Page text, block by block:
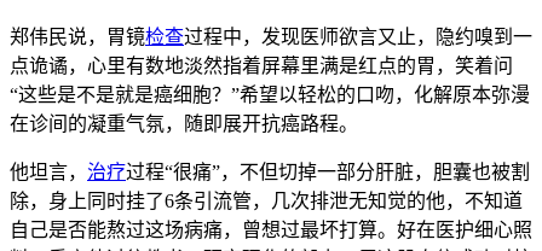
郑伟民说，胃镜检查过程中，发现医师欲言又止，隐约嗅到一
点诡谲，心里有数地淡然指着屏幕里满是红点的胃，笑着问
“这些是不是就是癌细胞？”希望以轻松的口吻，化解原本弥漫
在诊间的凝重气氛，随即展开抗癌路程。
他坦言， 治疗过程“很痛”，不但切掉一部分肝脏，胆囊也被割
除，身上同时挂了6条引流管，几次排泄无知觉的他，不知道
自己是否能熬过这场病痛，曾想过最坏打算。好在医护细心照